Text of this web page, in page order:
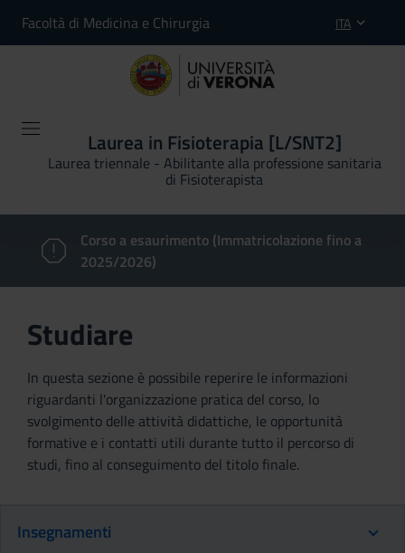
Facoltà di Medicina e Chirurgia ITA
Laurea in Fisioterapia [L/SNT2]
Laurea triennale - Abilitante alla professione sanitaria
di Fisioterapista
Corso a esaurimento (Immatricolazione fino a
2025/2026)
Studiare
In questa sezione è possibile reperire le informazioni
riguardanti l'organizzazione pratica del corso, lo
svolgimento delle attività didattiche, le opportunità
formative e i contatti utili durante tutto il percorso di
studi, fino al conseguimento del titolo finale.
Insegnamenti